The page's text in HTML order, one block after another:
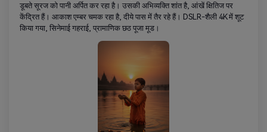
डूबते सूरज को पानी अर्पित कर रहा है। उसकी अभिव्यक्ति शांत है, आंखें क्षितिज पर
केंद्रित हैं। आकाश एम्बर चमक रहा है, दीये पास में तैर रहे हैं। DSLR-शैली 4K में शूट
किया गया, सिनेमाई गहराई, प्रामाणिक छठ पूजा मूड।